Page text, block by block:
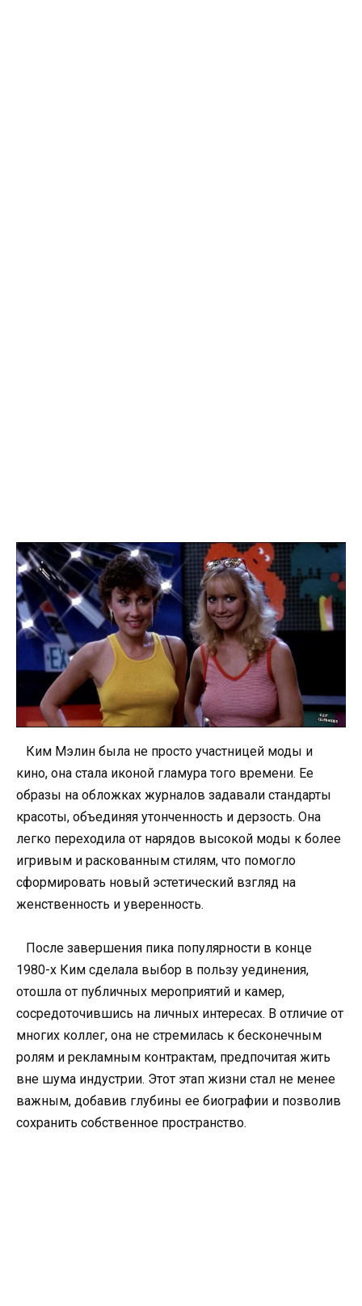
Ким Мэлин была не просто участницей моды и
кино, она стала иконой гламура того времени. Ее
образы на обложках журналов задавали стандарты
красоты, объединяя утонченность и дерзость. Она
легко переходила от нарядов высокой моды к более
игривым и раскованным стилям, что помогло
сформировать новый эстетический взгляд на
женственность и уверенность.
После завершения пика популярности в конце
1980-х Ким сделала выбор в пользу уединения,
отошла от публичных мероприятий и камер,
сосредоточившись на личных интересах. В отличие от
многих коллег, она не стремилась к бесконечным
ролям и рекламным контрактам, предпочитая жить
вне шума индустрии. Этот этап жизни стал не менее
важным, добавив глубины ее биографии и позволив
сохранить собственное пространство.